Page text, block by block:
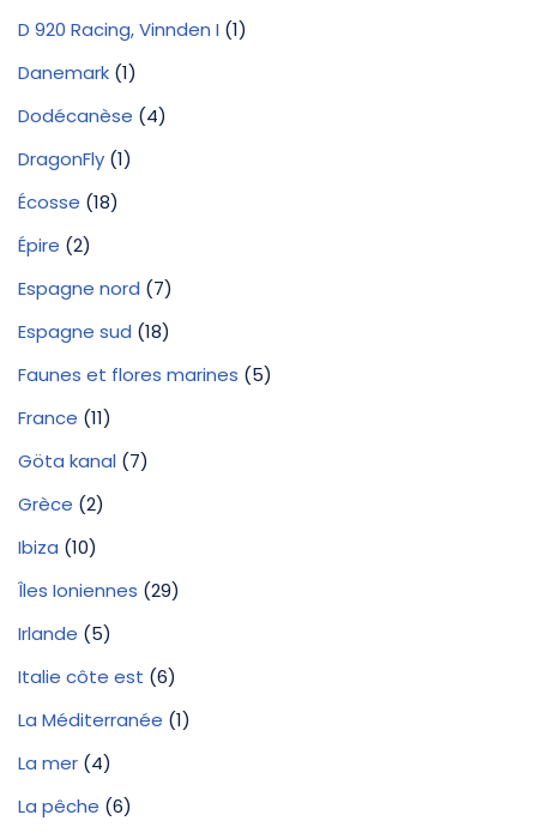
D 920 Racing, Vinnden I (1)
Danemark (1)
Dodécanèse (4)
DragonFly (1)
Écosse (18)
Épire (2)
Espagne nord (7)
Espagne sud (18)
Faunes et flores marines (5)
France (11)
Göta kanal (7)
Grèce (2)
Ibiza (10)
Îles Ioniennes (29)
Irlande (5)
Italie côte est (6)
La Méditerranée (1)
La mer (4)
La pêche (6)